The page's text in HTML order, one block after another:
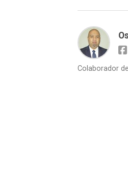
Colaborador